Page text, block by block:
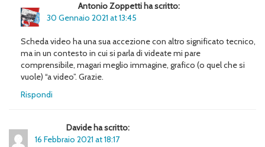
Antonio Zoppetti ha scritto:
30 Gennaio 2021 at 13:45
Scheda video ha una sua accezione con altro significato tecnico,
ma in un contesto in cui si parla di videate mi pare
comprensibile, magari meglio immagine, grafico (o quel che si
vuole) “a video”. Grazie.
Rispondi
Davide ha scritto:
16 Febbraio 2021 at 18:17